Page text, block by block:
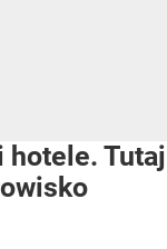
hotele. Tutaj